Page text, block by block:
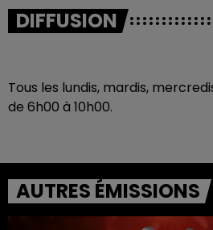
DIFFUSION
Tous les lundis, mardis,
de 6h00 à 10h00.
AUTRES ÉMISSIONS